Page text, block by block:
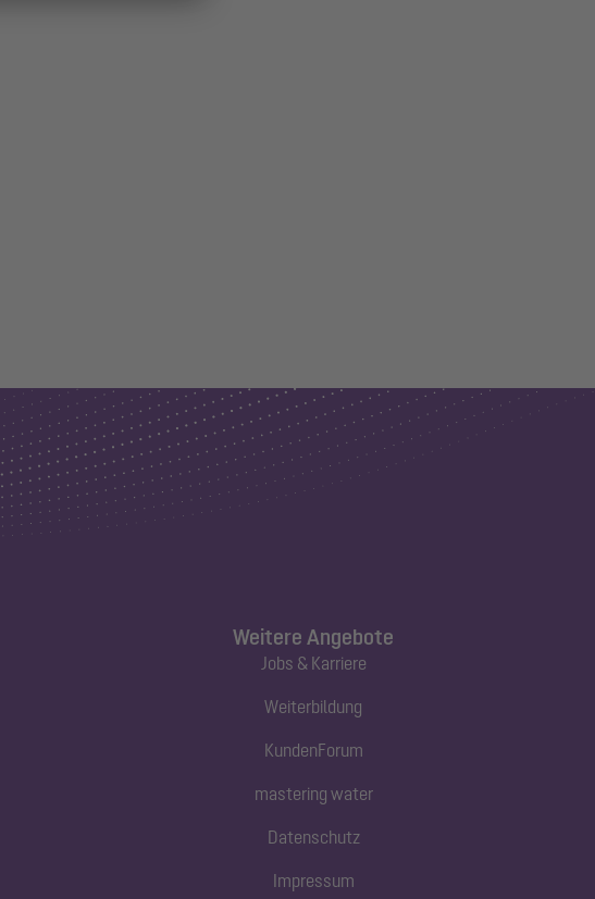
Weitere Angebote
Jobs & Karriere
Weiterbildung
KundenForum
mastering water
Datenschutz
Impressum